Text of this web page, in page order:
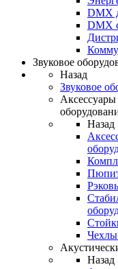
DMX
DMX
Звуковое
Назад
Звуковое
Назад
Чехлы
Назад